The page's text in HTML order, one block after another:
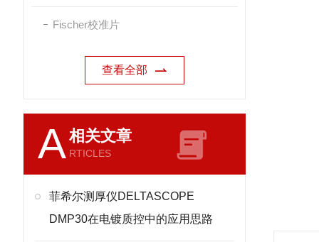
Fischer校准片
查看全部
A相关文章
RTICLES
菲希尔测厚仪DELTASCOPE
DMP30在电镀质控中的应用思路